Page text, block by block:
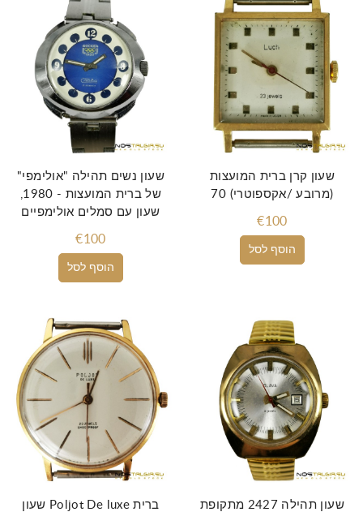
הוסף לסל
שעון נשים תהילה "אולימפי"
של ברית המועצות - 1980,
שעון עם סמלים אולימפיים
€100
הוסף לסל
שעון קרן ברית המועצות
(מרובע /אקספוטרי) 70
€100
שעון Poljot De luxe ברית
שעון תהילה 2427 מתקופת